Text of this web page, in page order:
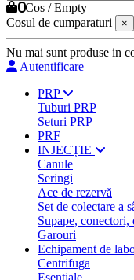
0Cos /Empty
Cosul de cumparaturi
×
Nu mai sunt produse in
Autentificare
PRP
Tuburi PRP
Seturi PRP
PRF
INJECȚIE
Canule
Seringi
Ace de rezervă
Set de colectare a
Supape,
Garouri
Echipament de
Centrifuga
Esențiale